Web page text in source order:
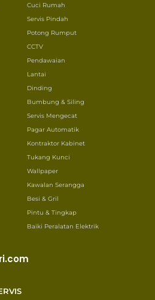
Cuci Rumah
Servis Pindah
Potong Rumput
CCTV
Pendawaian
Lantai
Dinding
Bumbung & Siling
Servis Mengecat
Pagar Automatik
Kontraktor Kabinet
Tukang Kunci
Wallpaper
Kawalan Serangga
Besi & Gril
Pintu & Tingkap
Baiki Peralatan Elektrik